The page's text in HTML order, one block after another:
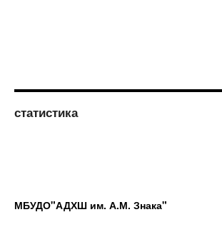
статистика
МБУДО"АДХШ им. А.М. Знака"